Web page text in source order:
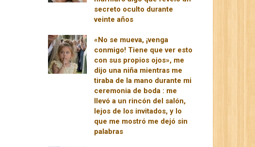
secreto oculto durante
veinte años
«No se mueva, ¡venga
conmigo! Tiene que ver esto
con sus propios ojos», me
dijo una niña mientras me
tiraba de la mano durante mi
ceremonia de boda : me
llevó a un rincón del salón,
lejos de los invitados, y lo
que me mostró me dejó sin
palabras